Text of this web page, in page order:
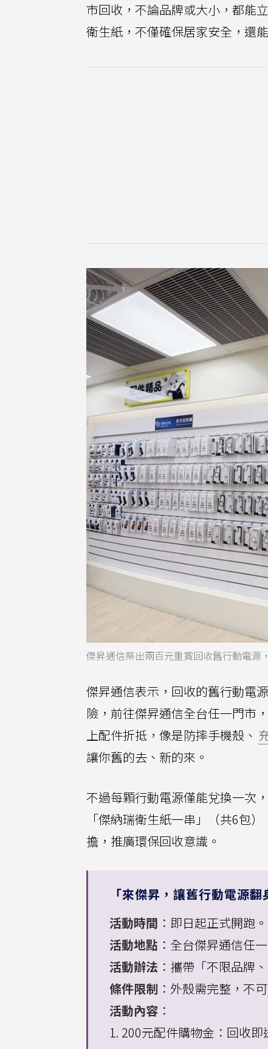
市回收，不論品牌或大小，都能
衛生紙，不僅確保居家安全，還
傑昇通信祭出兩百元重賞回收舊行動電源
傑昇通信表示，回收的舊行動電
險，前往傑昇通信全台任一門市
上配件折抵，像是防摔手機殼、
讓你舊的去、新的來。
不過每顆行動電源僅能兌換一次
「傑納瑞衛生紙一串」（共6包
擔，推廣環保回收意識。
「來傑昇，讓舊行動電源
活動時間 ：即日起正式開跑。
活動地點 ：全台傑昇通信任
活動辦法 ：攜帶「不限品牌
條件限制 ：外殼需完整，不
活動內容 ：
1. 200元配件購物金：回收